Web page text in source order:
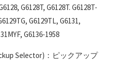
G6128T, G6128T. G6128T-
G6129TL, G6131,
G6136-1958
Selector)：ピックアップ